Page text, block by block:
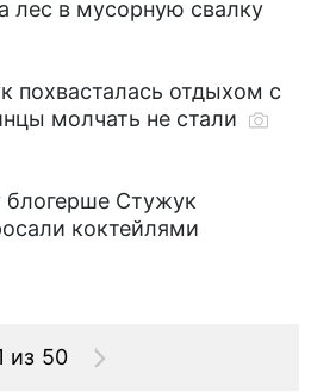
лес в мусорную свалку
похвасталась отдыхом с
молчать не стали
блогерше Стужук
коктейлями
из 50